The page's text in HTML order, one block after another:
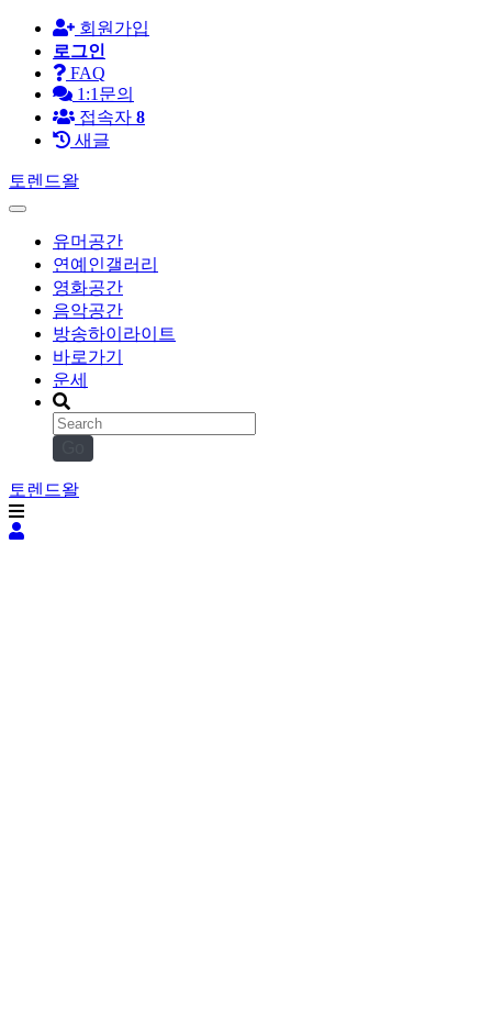
회원가입
로그인
FAQ
1:1문의
접속자 8
새글
토렌드왈
유머공간
연예인갤러리
영화공간
음악공간
방송하이라이트
바로가기
운세
토렌드왈